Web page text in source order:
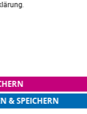
& SPEICHERN